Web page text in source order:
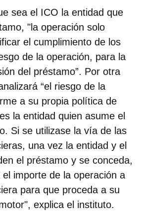
sea el ICO la entidad que
"la operación solo
el cumplimiento de los
de la operación, para la
del préstamo”. Por otra
“el riesgo de la
a su propia política de
la entidad quien asume el
Si se utilizase la vía de las
una vez la entidad y el
el préstamo y se conceda,
importe de la operación a
para que proceda a su
explica el instituto.